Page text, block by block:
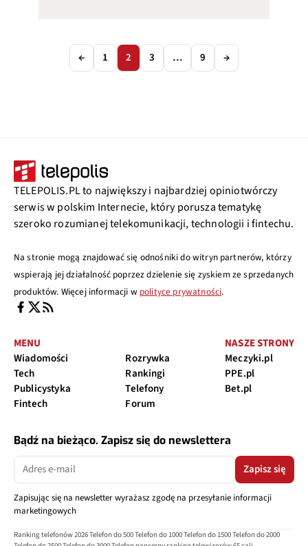
← 1 2 3 … 9 →
TELEPOLIS.PL to największy i najbardziej opiniotwórczy
serwis w polskim Internecie, który porusza tematykę
szeroko rozumianej telekomunikacji, technologii i fintechu.
Na stronie mogą znajdować się odnośniki do witryn partnerów, którzy
wspierają jej działalność poprzez dzielenie się zyskiem ze sprzedanych
produktów. Więcej informacji w polityce prywatności.
MENU
Wiadomości
Tech
Publicystyka
Fintech
Rozrywka
Rankingi
Telefony
Forum
NASZE STRONY
Meczyki.pl
PPE.pl
Bet.pl
Bądź na bieżąco. Zapisz się do newslettera
Zapisz się
Zapisując się na newsletter wyrażasz zgodę na przesyłanie informacji
marketingowych
Ranking telefonów 2026Telefon do 500Telefon do 1000Telefon do 1500Telefon do 2000